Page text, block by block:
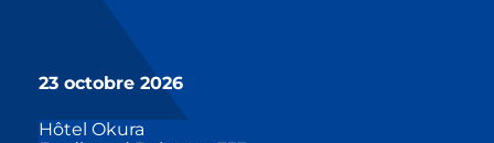
23 octobre 2026
Hôtel Okura